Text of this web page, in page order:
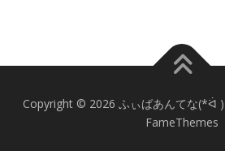
Copyright © 2026 ふぃばあんてな(*ᐛ )
FameThemes